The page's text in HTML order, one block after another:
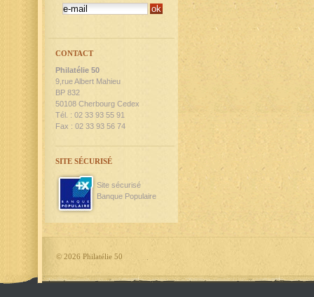
CONTACT
Philatélie 50
9,rue Albert Mahieu
BP 832
50108 Cherbourg Cedex
Tél. : 02 33 93 55 91
Fax : 02 33 93 56 74
SITE SÉCURISÉ
Site sécurisé
Banque Populaire
© 2026 Philatélie 50